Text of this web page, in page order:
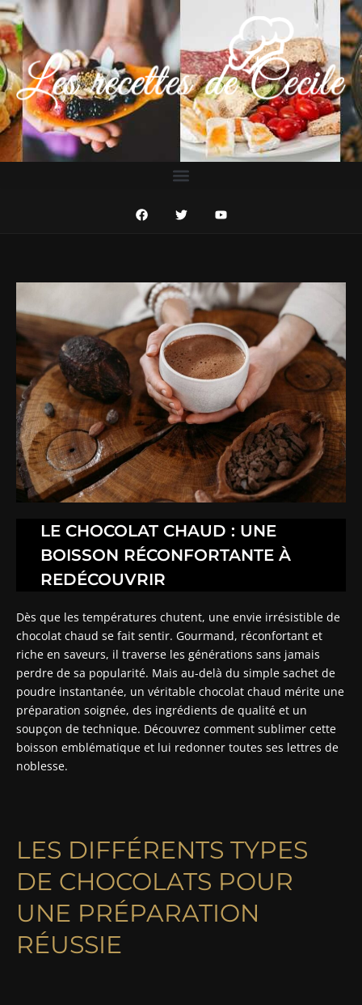
LE CHOCOLAT CHAUD : UNE
BOISSON RÉCONFORTANTE À
REDÉCOUVRIR
Dès que les températures chutent, une envie irrésistible de
chocolat chaud se fait sentir. Gourmand, réconfortant et
riche en saveurs, il traverse les générations sans jamais
perdre de sa popularité. Mais au-delà du simple sachet de
poudre instantanée, un véritable chocolat chaud mérite une
préparation soignée, des ingrédients de qualité et un
soupçon de technique. Découvrez comment sublimer cette
boisson emblématique et lui redonner toutes ses lettres de
noblesse.
LES DIFFÉRENTS TYPES
DE CHOCOLATS POUR
UNE PRÉPARATION
RÉUSSIE